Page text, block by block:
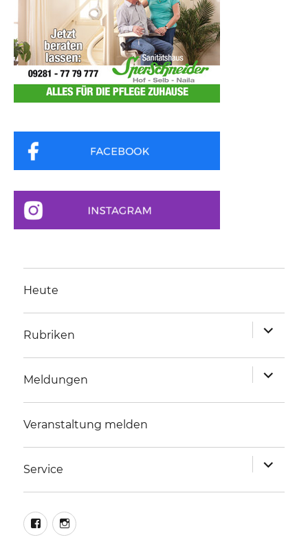
Heute
Rubriken
anzeigen
Meldungen
anzeigen
Veranstaltung melden
Service
anzeigen
facebookinstagram